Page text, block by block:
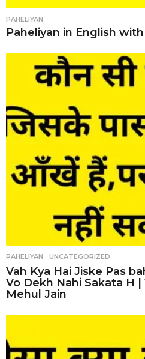
PAHELIYAN
Paheliyan in English
PAHELIYAN ,UNCATEGORIZED
Vah Kya Hai Jiske Pas
Vo Dekh Nahi Sakata H |
Mehul Jain